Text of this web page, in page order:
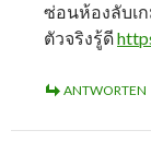
ซ่อนห้องลับเ
ตัวจริงรู้ดี
ANTWORTEN